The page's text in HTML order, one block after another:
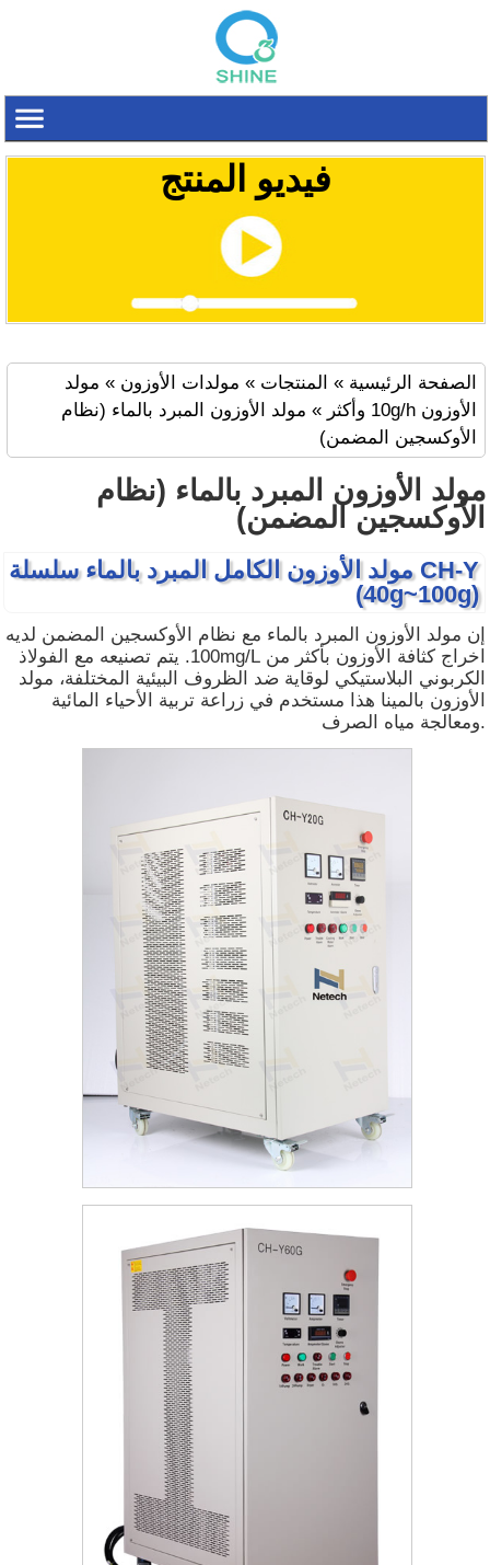
فيديو المنتج
الصفحة الرئيسية » المنتجات » مولدات الأوزون » مولد
الأوزون10g/h وأكثر » مولد الأوزون المبرد بالماء (نظام
الأوكسجين المضمن)
مولد الأوزون المبرد بالماء (نظام
الأوكسجين المضمن)
مولد الأوزون الكامل المبرد بالماء سلسلة CH-Y
(40g~100g)
إن مولد الأوزون المبرد بالماء مع نظام الأوكسجين المضمن لديه
اخراج كثافة الأوزون بأكثر من100mg/L. يتم تصنيعه مع الفولاذ
الكربوني البلاستيكي لوقاية ضد الظروف البيئية المختلفة، مولد
الأوزون بالمينا هذا مستخدم في زراعة تربية الأحياء المائية
ومعالجة مياه الصرف.